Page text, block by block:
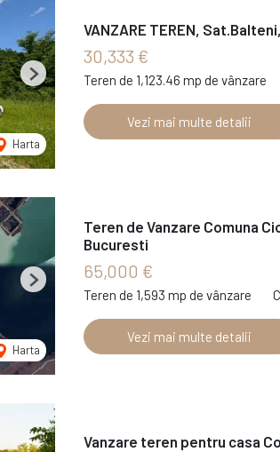
Harta
Next
VANZARE TEREN,
30,333 €
Teren de 1,123.46 mp de vânzare
Vezi mai multe detalii
Harta
Next
Teren de Vanzare Comuna
Bucuresti
65,000 €
Teren de 1,593 mp de vânzare
Vezi mai multe detalii
Vanzare teren pentru casa